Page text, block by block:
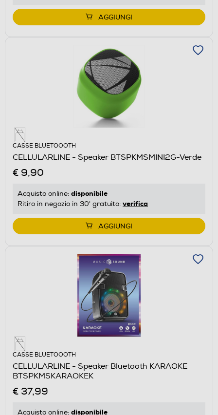
AGGIUNGI
CASSE BLUETOOOTH
CELLULARLINE - Speaker BTSPKMSMINI2G-Verde
€ 9,90
Acquisto online: disponibile
Ritiro in negozio in 30' gratuito: verifica
AGGIUNGI
CASSE BLUETOOOTH
CELLULARLINE - Speaker Bluetooth KARAOKE
BTSPKMSKARAOKEK
€ 37,99
Acquisto online: disponibile